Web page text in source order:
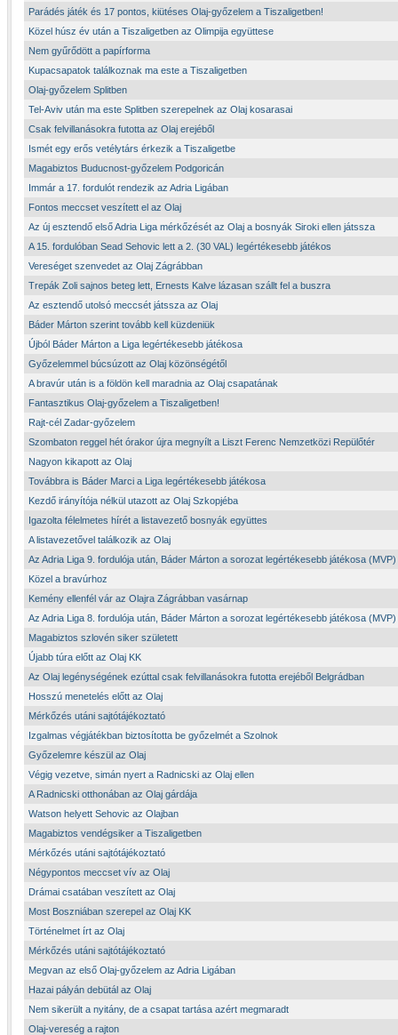
Parádés játék és 17 pontos, kiütéses Olaj-győzelem a Tiszaligetben!
Közel húsz év után a Tiszaligetben az Olimpija együttese
Nem gyűrődött a papírforma
Kupacsapatok találkoznak ma este a Tiszaligetben
Olaj-győzelem Splitben
Tel-Aviv után ma este Splitben szerepelnek az Olaj kosarasai
Csak felvillanásokra futotta az Olaj erejéből
Ismét egy erős vetélytárs érkezik a Tiszaligetbe
Magabiztos Buducnost-győzelem Podgoricán
Immár a 17. fordulót rendezik az Adria Ligában
Fontos meccset veszített el az Olaj
Az új esztendő első Adria Liga mérkőzését az Olaj a bosnyák Siroki ellen játssza
A 15. fordulóban Sead Sehovic lett a 2. (30 VAL) legértékesebb játékos
Vereséget szenvedet az Olaj Zágrábban
Trepák Zoli sajnos beteg lett, Ernests Kalve lázasan szállt fel a buszra
Az esztendő utolsó meccsét játssza az Olaj
Báder Márton szerint tovább kell küzdeniük
Újból Báder Márton a Liga legértékesebb játékosa
Győzelemmel búcsúzott az Olaj közönségétől
A bravúr után is a földön kell maradnia az Olaj csapatának
Fantasztikus Olaj-győzelem a Tiszaligetben!
Rajt-cél Zadar-győzelem
Szombaton reggel hét órakor újra megnyílt a Liszt Ferenc Nemzetközi Repülőtér
Nagyon kikapott az Olaj
Továbbra is Báder Marci a Liga legértékesebb játékosa
Kezdő irányítója nélkül utazott az Olaj Szkopjéba
Igazolta félelmetes hírét a listavezető bosnyák együttes
A listavezetővel találkozik az Olaj
Az Adria Liga 9. fordulója után, Báder Márton a sorozat legértékesebb játékosa (MVP)
Közel a bravúrhoz
Kemény ellenfél vár az Olajra Zágrábban vasárnap
Az Adria Liga 8. fordulója után, Báder Márton a sorozat legértékesebb játékosa (MVP)
Magabiztos szlovén siker született
Újabb túra előtt az Olaj KK
Az Olaj legénységének ezúttal csak felvillanásokra futotta erejéből Belgrádban
Hosszú menetelés előtt az Olaj
Mérkőzés utáni sajtótájékoztató
Izgalmas végjátékban biztosította be győzelmét a Szolnok
Győzelemre készül az Olaj
Végig vezetve, simán nyert a Radnicski az Olaj ellen
A Radnicski otthonában az Olaj gárdája
Watson helyett Sehovic az Olajban
Magabiztos vendégsiker a Tiszaligetben
Mérkőzés utáni sajtótájékoztató
Négypontos meccset vív az Olaj
Drámai csatában veszített az Olaj
Most Boszniában szerepel az Olaj KK
Történelmet írt az Olaj
Mérkőzés utáni sajtótájékoztató
Megvan az első Olaj-győzelem az Adria Ligában
Hazai pályán debütál az Olaj
Nem sikerült a nyitány, de a csapat tartása azért megmaradt
Olaj-vereség a rajton